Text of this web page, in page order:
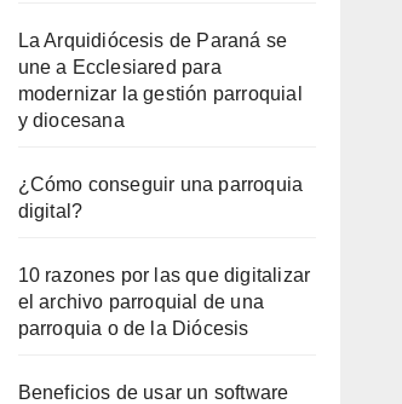
La Arquidiócesis de Paraná se
une a Ecclesiared para
modernizar la gestión parroquial
y diocesana
¿Cómo conseguir una parroquia
digital?
10 razones por las que digitalizar
el archivo parroquial de una
parroquia o de la Diócesis
Beneficios de usar un software